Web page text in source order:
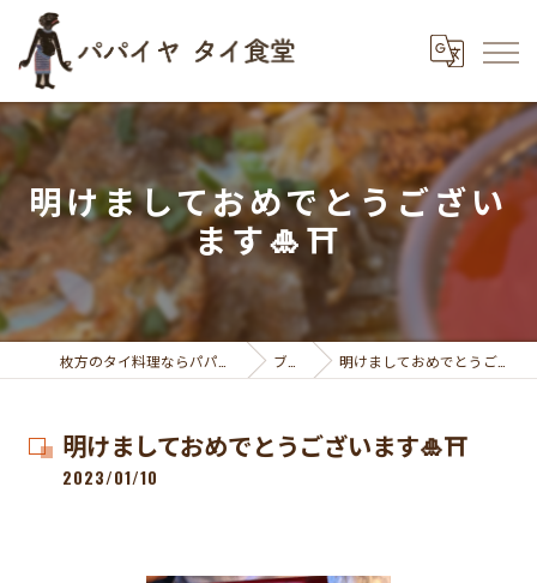
明けましておめでとうござい
ます🎍⛩
ブログ 明けましておめでとうございます🎍⛩
明けましておめでとうございます🎍⛩
2023/01/10